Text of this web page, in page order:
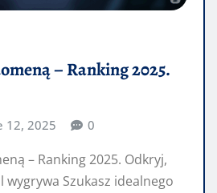
– Ranking 2025.
12, 2025 0
– Ranking 2025. Odkryj,
wygrywa Szukasz idealnego